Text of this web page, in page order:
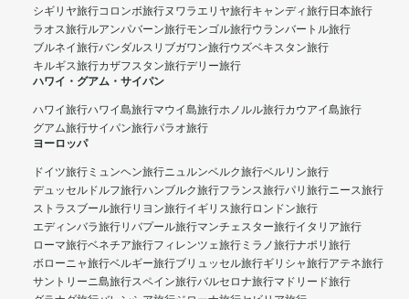
シギリヤ旅行コロンボ旅行ヌワラエリヤ旅行キャンディ旅行日本旅行
ラオス旅行ルアンパバーン旅行モンゴル旅行ウランバートル旅行
ブルネイ旅行バンダルスリブガワン旅行ウズベキスタン旅行
キルギス旅行カザフスタン旅行デリー旅行
ハワイ・グアム・サイパン
ハワイ旅行ハワイ島旅行マウイ島旅行ホノルル旅行カウアイ島旅行
グアム旅行サイパン旅行パラオ旅行
ヨーロッパ
ドイツ旅行 ミュンヘン旅行ニュルンベルク旅行ベルリン旅行
デュッセルドルフ旅行ハンブルク旅行フランス旅行パリ旅行ニース旅行
ストラスブール旅行リヨン旅行イギリス旅行ロンドン旅行
エディンバラ旅行リバプール旅行マンチェスター旅行イタリア旅行
ローマ旅行ベネチア旅行フィレンツェ旅行 ミラノ旅行ナポリ旅行
ボローニャ旅行ベルギー旅行ブリュッセル旅行ギリシャ旅行アテネ旅行
サントリーニ島旅行スペイン旅行バルセロナ旅行マドリード旅行